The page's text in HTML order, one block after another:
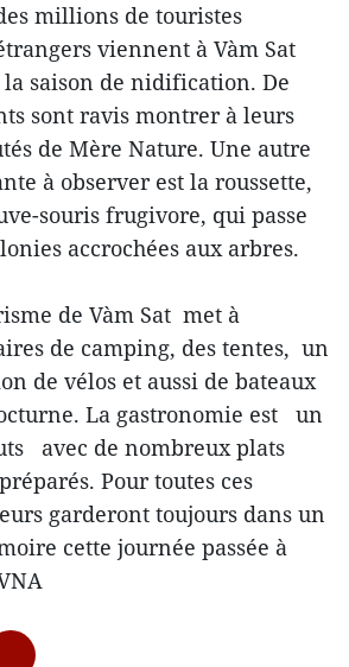
millions de touristes
viennent à Vàm Sat
saison de nidification. De
sont ravis montrer à leurs
de Mère Nature. Une autre
à observer est la roussette,
souris frugivore, qui passe
accrochées aux arbres.
de Vàm Sat met à
de camping, des tentes, un
de vélos et aussi de bateaux
La gastronomie est un
avec de nombreux plats
Pour toutes ces
garderont toujours dans un
cette journée passée à